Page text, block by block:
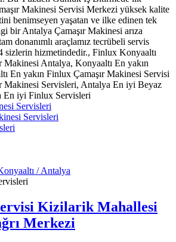
Makinesi Servisi Merkezi yüksek kalite
benimseyen yaşatan ve ilke edinen tek
bir Antalya Çamaşır Makinesi arıza
donanımlı araçlamız tecrübeli servis
sizlerin hizmetindedir., Finlux Konyaaltı
Makinesi Antalya, Konyaaltı En yakın
En yakın Finlux Çamaşır Makinesi Servisi
Makinesi Servisleri, Antalya En iyi Beyaz
En iyi Finlux Servisleri
Servisleri
Servisleri
/ Antalya
Kizilarik Mahallesi
Merkezi